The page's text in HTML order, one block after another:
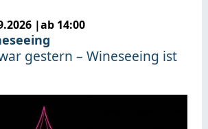
|ab 14:00
gestern – Wineseeing ist